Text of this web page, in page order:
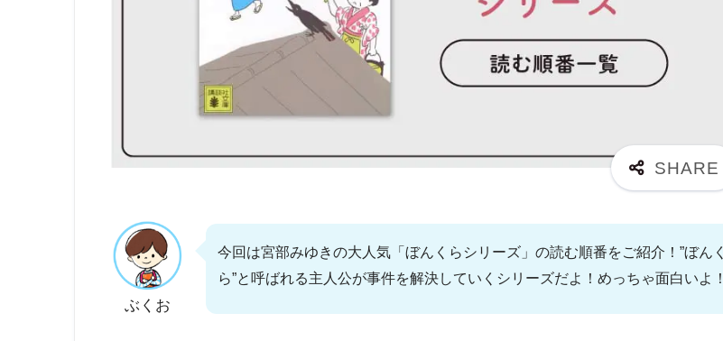
ぶくお
今回は宮部みゆきの大人気「ぼんくらシリーズ」の読む順番をご紹介！”ぼんく
ら”と呼ばれる主人公が事件を解決していくシリーズだよ！めっちゃ面白いよ！